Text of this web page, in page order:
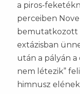
a piros-
perceiben
bemutatkozott
extázisban
után a pályán a
nem létezik”
himnusz